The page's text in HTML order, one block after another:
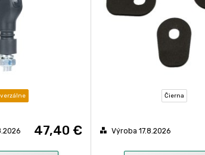
47,40 €
Čierna
Výroba 17.8.2026